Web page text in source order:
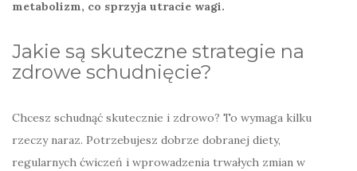
metabolizm, co sprzyja utracie wagi.
Jakie są skuteczne strategie na
zdrowe schudnięcie?
Chcesz schudnąć skutecznie i zdrowo? To wymaga kilku
rzeczy naraz. Potrzebujesz dobrze dobranej diety,
regularnych ćwiczeń i wprowadzenia trwałych zmian w